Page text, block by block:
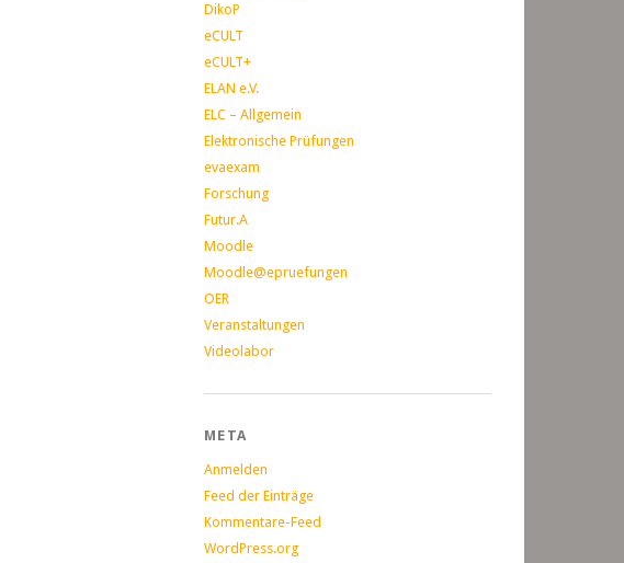
DikoP
eCULT
eCULT+
ELAN e.V.
ELC – Allgemein
Elektronische Prüfungen
evaexam
Forschung
Futur.A
Moodle
Moodle@epruefungen
OER
Veranstaltungen
Videolabor
META
Anmelden
Feed der Einträge
Kommentare-Feed
WordPress.org